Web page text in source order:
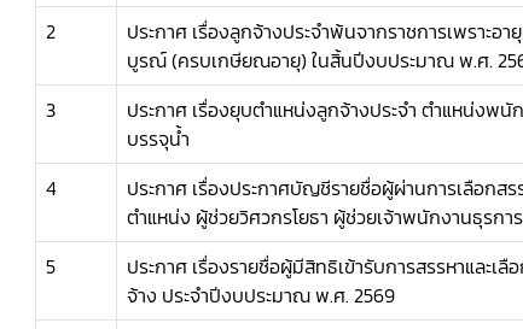
2
ประกาศ เรื่องลูกจ้างประจำพ้นจากราชการเพราะอ
บูรณ์ (ครบเกษียณอายุ) ในสิ้นปีงบประมาณ พ.ศ.
3
ประกาศ เรื่องยุบตำแหน่งลูกจ้างประจำ ตำแหน่งพนั
บรรจุน้ำ
4
ประกาศ เรื่องประกาศบัญชีรายชื่อผู้ผ่านการเลือกส
ตำแหน่ง ผู้ช่วยวิศวกรโยธา ผู้ช่วยเจ้าพนักงานธุรการ
5
ประกาศ เรื่องรายชื่อผู้มีสิทธิเข้ารับการสรรหาและเ
จ้าง ประจำปีงบประมาณ พ.ศ. 2569